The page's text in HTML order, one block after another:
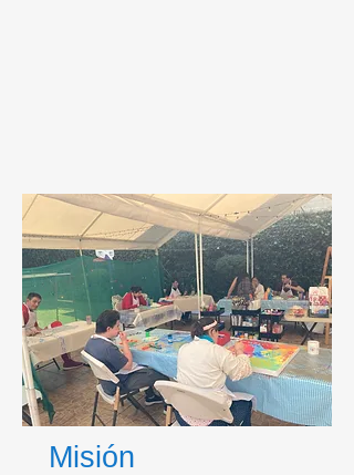
Misión